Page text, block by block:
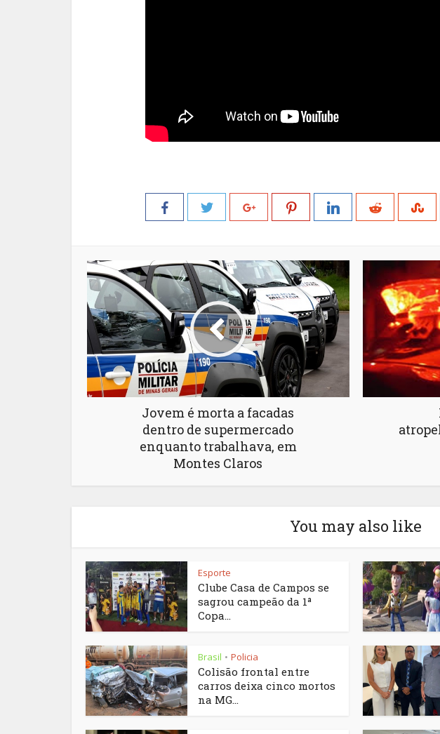
Jovem é morta a facadas
dentro de supermercado
enquanto trabalhava, em
Montes Claros
You may also like
Esporte
Clube Casa de Campos se
sagrou campeão da 1ª
Copa...
Brasil • Policia
Colisão frontal entre
carros deixa cinco mortos
na MG...